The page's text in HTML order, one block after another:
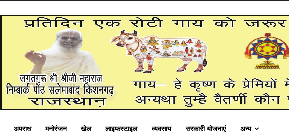
अपराध मनोरंजन खेल लाइफस्टाइल व्यवसाय सरकारी योजनाएं अन्य